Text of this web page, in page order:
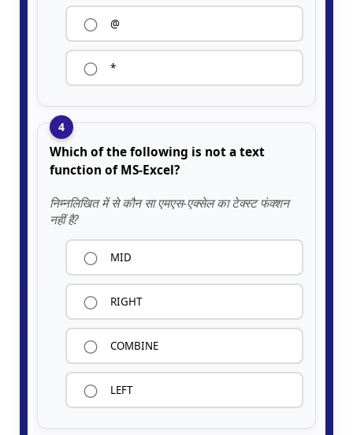
@
*
4
Which of the following is not a text
function of MS-Excel?
निम्नलिखित में से कौन सा एमएस-एक्सेल का टेक्स्ट फंक्शन
नहीं है?
MID
RIGHT
COMBINE
LEFT